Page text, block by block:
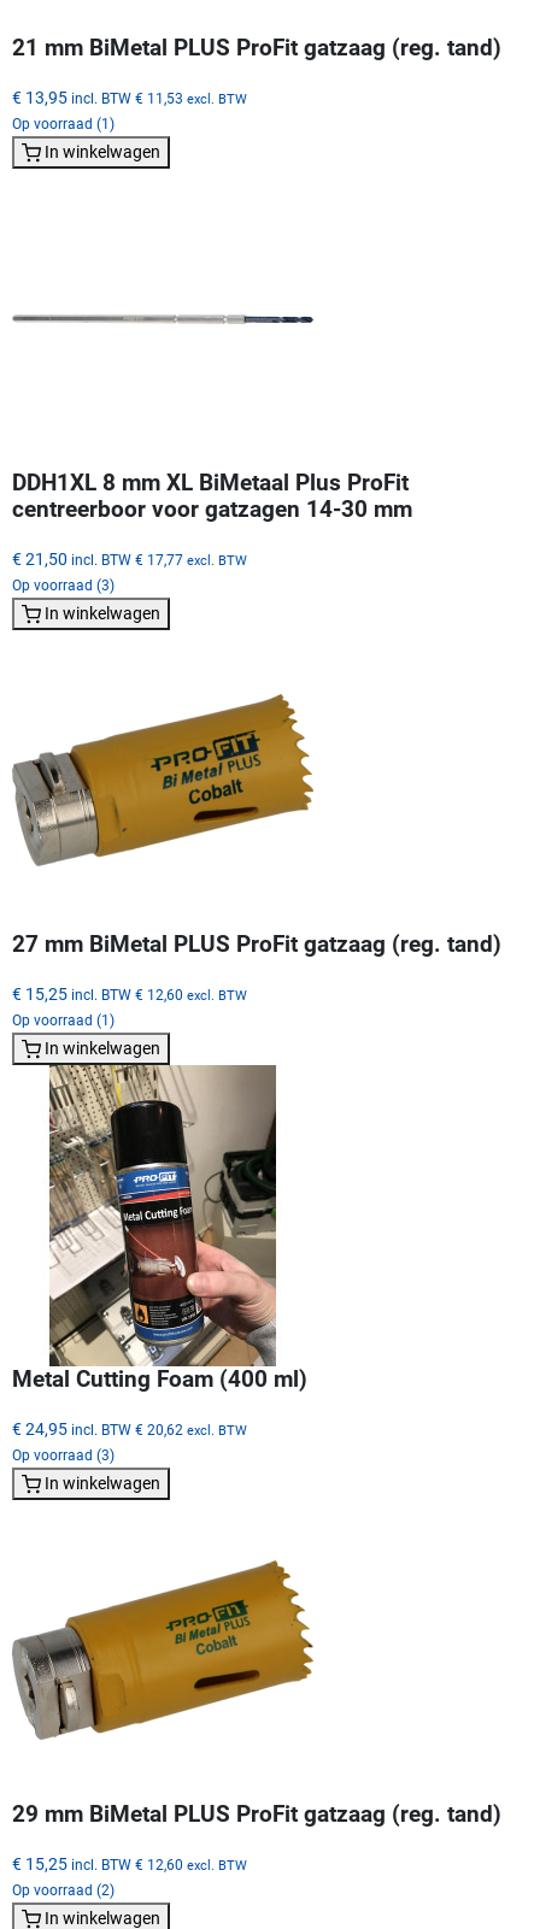
21 mm BiMetal PLUS ProFit gatzaag (reg. tand)
€ 13,95 incl. BTW € 11,53 excl. BTW
Op voorraad (1)
In winkelwagen
DDH1XL 8 mm XL BiMetaal Plus ProFit
centreerboor voor gatzagen 14-30 mm
€ 21,50 incl. BTW € 17,77 excl. BTW
Op voorraad (3)
In winkelwagen
27 mm BiMetal PLUS ProFit gatzaag (reg. tand)
€ 15,25 incl. BTW € 12,60 excl. BTW
Op voorraad (1)
In winkelwagen
Metal Cutting Foam (400 ml)
€ 24,95 incl. BTW € 20,62 excl. BTW
Op voorraad (3)
In winkelwagen
29 mm BiMetal PLUS ProFit gatzaag (reg. tand)
€ 15,25 incl. BTW € 12,60 excl. BTW
Op voorraad (2)
In winkelwagen